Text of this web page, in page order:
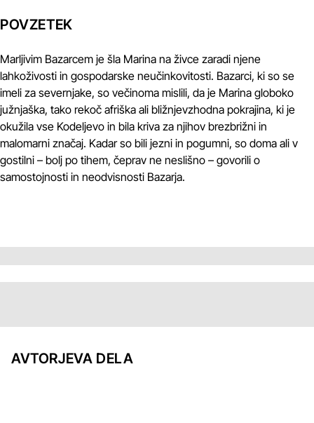
POVZETEK
Marljivim Bazarcem je šla Marina na živce zaradi njene
lahkoživosti in gospodarske neučinkovitosti. Bazarci, ki so se
imeli za severnjake, so večinoma mislili, da je Marina globoko
južnjaška, tako rekoč afriška ali bližnjevzhodna pokrajina, ki je
okužila vse Kodeljevo in bila kriva za njihov brezbrižni in
malomarni značaj. Kadar so bili jezni in pogumni, so doma ali v
gostilni – bolj po tihem, čeprav ne neslišno – govorili o
samostojnosti in neodvisnosti Bazarja.
AVTORJEVA DELA